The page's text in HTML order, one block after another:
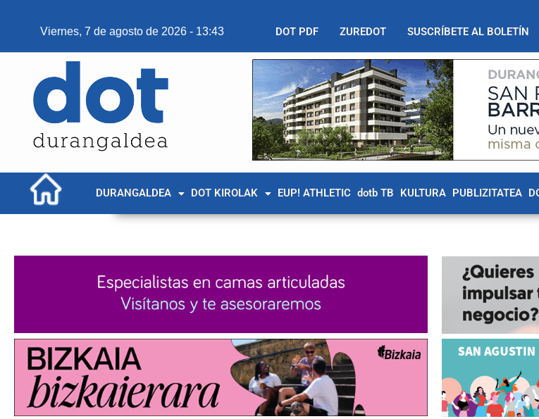
Viernes, 7 de agosto de 2026 - 13:43 DOT PDF ZUREDOT SUSCRÍBETE AL BOLETÍN
DURANGALDEA DOT KIROLAK EUP! ATHLETIC dotb TB KULTURA PUBLIZITATEA